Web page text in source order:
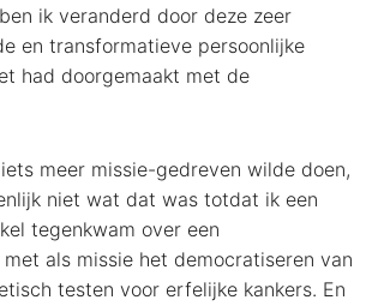
ik veranderd door deze zeer
en transformatieve persoonlijke
had doorgemaakt met de
meer missie-gedreven wilde doen,
niet wat dat was totdat ik een
tegenkwam over een
als missie het democratiseren van
testen voor erfelijke kankers. En